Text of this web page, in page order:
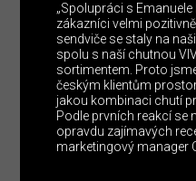
„Spolupráci s
zákazníci velmi
sendviče se staly na
spolu s naší chutnou
sortimentem. Proto
českým klientům
jakou kombinaci chutí
Podle prvních reakcí se
opravdu zajímavých
marketingový manager